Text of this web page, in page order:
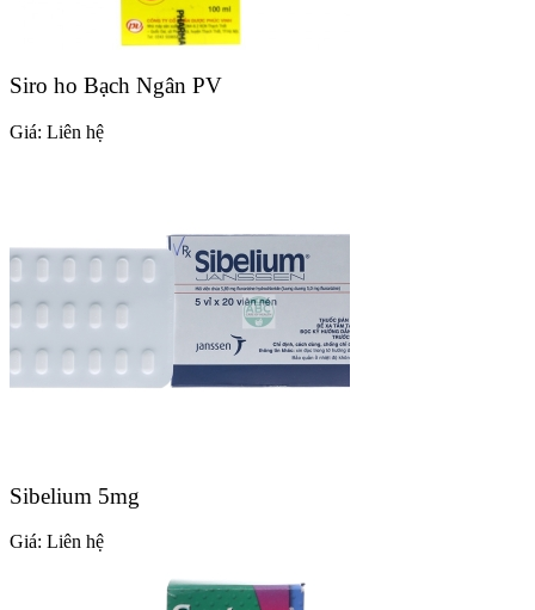
Siro ho Bạch Ngân PV
Giá: Liên hệ
Sibelium 5mg
Giá: Liên hệ